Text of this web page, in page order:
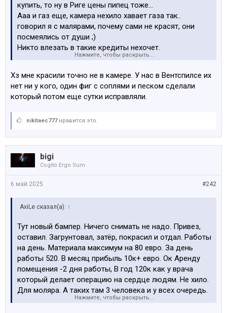
купить, то ну в Риге цены пипец тоже…
Ааа и газ еще, камера нехило хавает газа так..
говорил я с малярами, почему сами не красят, они
посмеялись от души ;)
Никто влезать в такие кредиты нехочет.
Маляр сказал что надо 70к примерно для старта,
Нажмите, чтобы раскрыть...
Хз мне красили точно не в камере. У нас в Вентспилсе их
нет ни у кого, один фиг с соплями и песком сделали
который потом еще сутки исправляли.
nikitaec777нравится это.
bigi
Cogito Ergo Sum
#242
6 май 2025
AxiLe сказал(а): ↑
Тут новый бампер. Ничего снимать не надо. Привез,
оставил. Загрунтовал, затёр, покрасил и отдал. Работы
на день. Материала максимум на 80 евро. За день
работы 520. В месяц прибыль 10к+ евро. Ок Аренду
помещения -2 дня работы, В год 120к как у врача
который делает операцию на сердце людям. Не хило.
Для моляра. А таких там 3 человека и у всех очередь.
Вопрос. Почему молодежь себе не может найти
Нажмите, чтобы раскрыть...